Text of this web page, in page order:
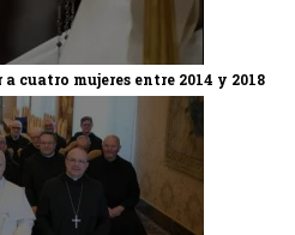
cuatro mujeres entre 2014 y 2018